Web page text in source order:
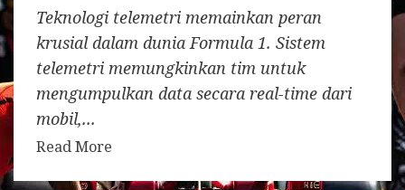
Teknologi telemetri memainkan peran
krusial dalam dunia Formula 1. Sistem
telemetri memungkinkan tim untuk
mengumpulkan data secara real-time dari
mobil,...
Read More